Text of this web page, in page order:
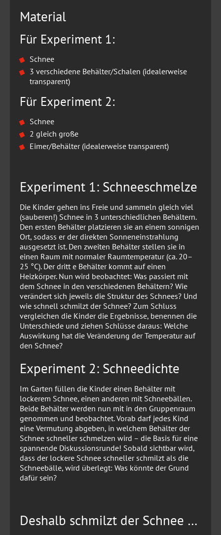
Material
Für Experiment 1:
Schnee
3 verschiedene Behälter/Schalen (idealerweise
transparent)
Für Experiment 2:
Schnee
2 gleich große
Eimer/Behälter (idealerweise transparent)
Experiment 1: Schneeschmelze
Die Kinder gehen ins Freie und sammeln gleich viel
(sauberen!) Schnee in 3 unterschiedlichen Behältern.
Den ersten Behälter platzieren sie an einem sonnigen
Ort, sodass er der direkten Sonneneinstrahlung
ausgesetzt ist. Den zweiten Behälter stellen sie in
einen Raum mit normaler Raumtemperatur (ca. 20–
25 °C). Der dritt e Behälter kommt auf einen
Heizkörper. Nun wird beobachtet: Was passiert mit
dem Schnee in den verschiedenen Behältern? Wie
verändert sich jeweils die Struktur des Schnees? Und
wie schnell schmilzt der Schnee? Zum Schluss
vergleichen die Kinder die Ergebnisse, benennen die
Unterschiede und ziehen Schlüsse daraus: Welche
Auswirkung hat die Veränderung der Temperatur auf
den Schnee?
Experiment 2: Schneedichte
Im Garten füllen die Kinder einen Behälter mit
lockerem Schnee, einen anderen mit Schneebällen.
Beide Behälter werden nun mit in den Gruppenraum
genommen und beobachtet. Vorab darf jedes Kind
eine Vermutung abgeben, in welchem Behälter der
Schnee schneller schmelzen wird – die Basis für eine
spannende Diskussionsrunde! Sobald sichtbar wird,
dass der lockere Schnee schneller schmilzt als die
Schneebälle, wird überlegt: Was könnte der Grund
dafür sein?
Deshalb schmilzt der Schnee …